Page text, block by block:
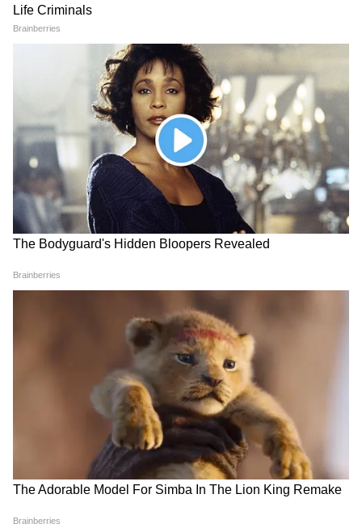
कौन हैं तहलका वाला Tarun
Tejpal, जिसके खुलासे से हिल
जाती थी सरकार, अब जेल होगा नया
पता?
Rajpal Yadav Property
Auction: करोड़ों के मामले में बैंक
ने उठाया बड़ा कदम, जानिए पूरा
मामला
कार की EMI से छुटकारा पाने के
पुलिस के खुलासे ने सबको चौंकाया
सड़क हादसे में Atiq Ahmed के
बेटे अबान अहमद की दर्दनाक मौत।
Atiq Ahmed Son Abaan
Ahmed Death
जंतर-मंतर वाले Mohammad Junaid पहुंच
गए Jharkhand, सुनिए क्या कहा...
सड़क हादसे में Atiq Ahmed के बेटे अबान
अहमद की दर्दनाक मौत। Atiq Ahmed Son